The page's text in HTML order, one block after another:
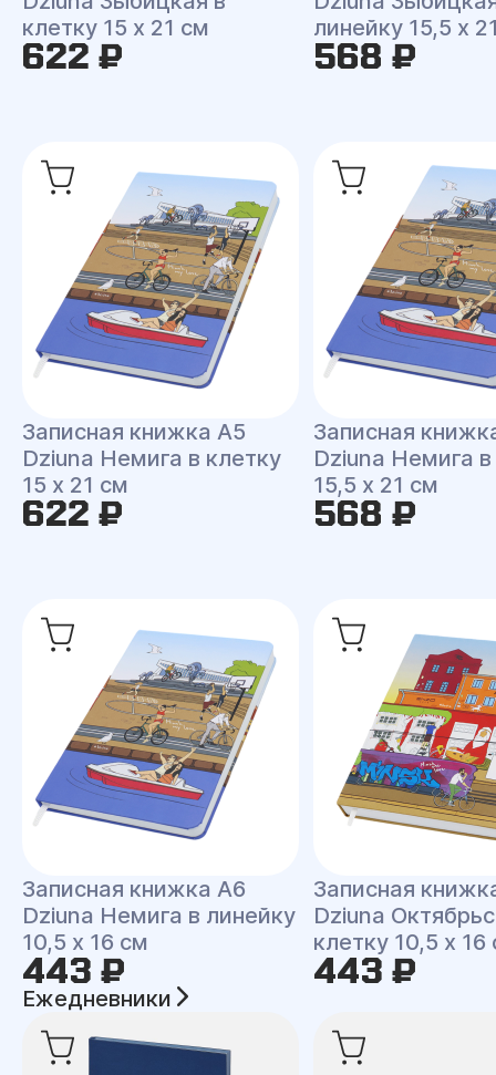
клетку 15 x 21 см
622 ₽
линейку 15,5 x
568 ₽
Записная книжка A5
Dziuna Немига в клетку
15 x 21 см
622 ₽
Записная
Dziuna Немига в
15,5 x 21 см
568 ₽
Записная книжка A6
Dziuna Немига в линейку
10,5 x 16 см
443 ₽
Записная
Dziuna
клетку 10,5 x 16
443 ₽
Ежедневники